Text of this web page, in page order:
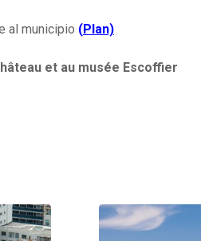
al municipio (Plan)
et au musée Escoffier